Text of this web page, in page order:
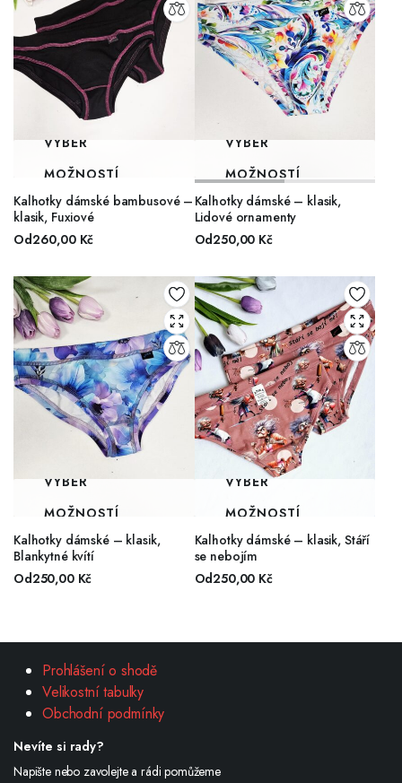
VÝBĚR
MOŽNOSTÍ
Kalhotky dámské bambusové –
klasik, Fuxiové
Od260,00 Kč
VÝBĚR
MOŽNOSTÍ
Kalhotky dámské – klasik,
Lidové ornamenty
Od250,00 Kč
VÝBĚR
MOŽNOSTÍ
Kalhotky dámské – klasik,
Blankytné kvítí
Od250,00 Kč
VÝBĚR
MOŽNOSTÍ
Kalhotky dámské – klasik, Stáří
se nebojím
Od250,00 Kč
Prohlášení o shodě
Velikostní tabulky
Obchodní podmínky
Nevíte si rady?
Napište nebo zavolejte a rádi pomůžeme